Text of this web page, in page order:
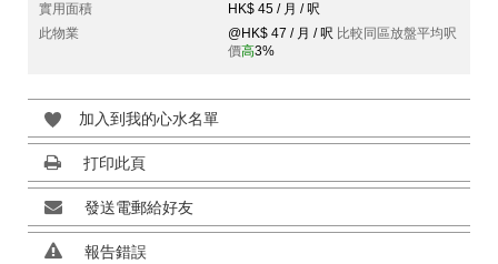
實用面積
HK$ 45 / 月 / 呎
此物業
@HK$ 47 / 月 / 呎 比較同區放盤平均呎
價高3%
加入到我的心水名單
打印此頁
發送電郵給好友
報告錯誤